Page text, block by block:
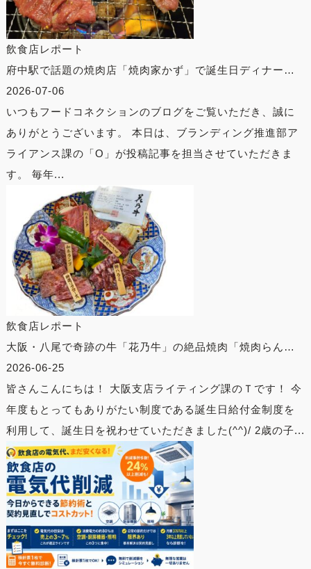
飲食店レポート
府中駅で話題の焼肉店「焼肉家かず」で誕生日ディナー…
2026-07-06
いつもフードコネクションのブログをご覧いただき、誠に
ありがとうございます。 本日は、ブランディング推進部ア
ライアンス課の「O」が投稿記事を担当させていただきま
す。 毎年...
飲食店レポート
大阪・八尾で奇跡の牛「花乃牛」の絶品焼肉「焼肉らん…
2026-06-25
皆さんこんにちは！ 大阪支店ライティング課のＴです！ 今
年度もとってもありがたい制度である誕生日給付金制度を
利用して、誕生日を祝わせていただきました(^^)/ 2歳の子...